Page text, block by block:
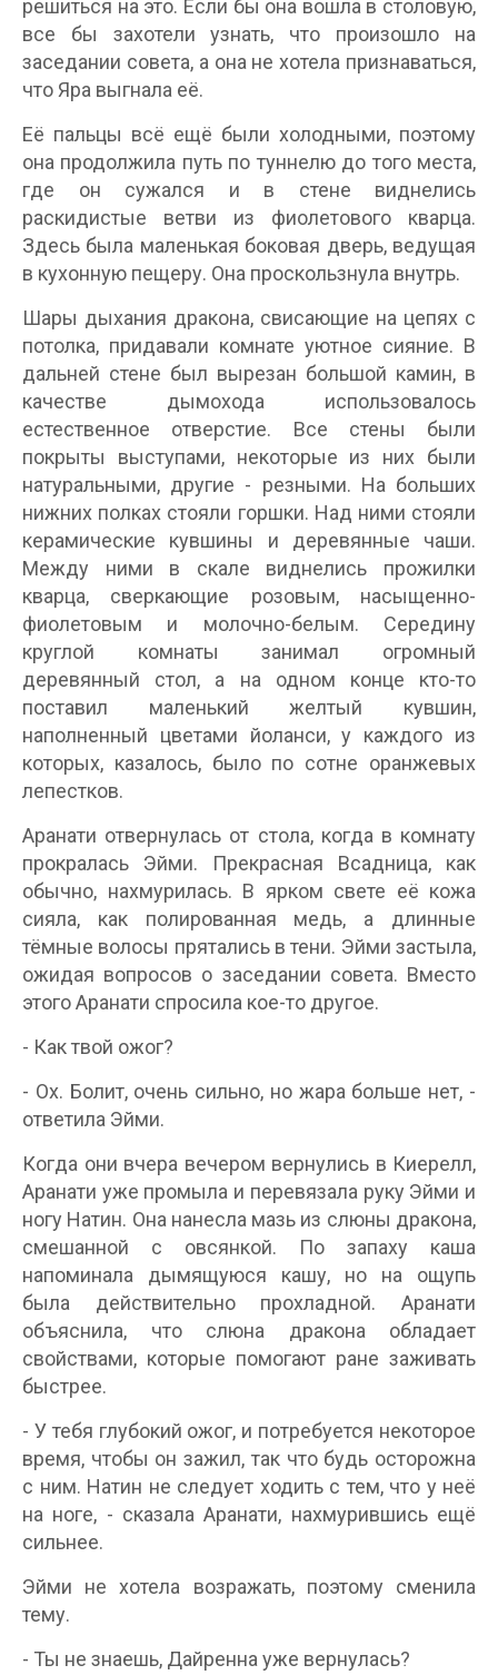
решиться на это. Если бы она вошла в столовую,
все бы захотели узнать, что произошло на
заседании совета, а она не хотела признаваться,
что Яра выгнала её.
Её пальцы всё ещё были холодными, поэтому
она продолжила путь по туннелю до того места,
где он сужался и в стене виднелись
раскидистые ветви из фиолетового кварца.
Здесь была маленькая боковая дверь, ведущая
в кухонную пещеру. Она проскользнула внутрь.
Шары дыхания дракона, свисающие на цепях с
потолка, придавали комнате уютное сияние. В
дальней стене был вырезан большой камин, в
качестве дымохода использовалось
естественное отверстие. Все стены были
покрыты выступами, некоторые из них были
натуральными, другие - резными. На больших
нижних полках стояли горшки. Над ними стояли
керамические кувшины и деревянные чаши.
Между ними в скале виднелись прожилки
кварца, сверкающие розовым, насыщенно-
фиолетовым и молочно-белым. Середину
круглой комнаты занимал огромный
деревянный стол, а на одном конце кто-то
поставил маленький желтый кувшин,
наполненный цветами йоланси, у каждого из
которых, казалось, было по сотне оранжевых
лепестков.
Аранати отвернулась от стола, когда в комнату
прокралась Эйми. Прекрасная Всадница, как
обычно, нахмурилась. В ярком свете её кожа
сияла, как полированная медь, а длинные
тёмные волосы прятались в тени. Эйми застыла,
ожидая вопросов о заседании совета. Вместо
этого Аранати спросила кое-то другое.
- Как твой ожог?
- Ох. Болит, очень сильно, но жара больше нет, -
ответила Эйми.
Когда они вчера вечером вернулись в Киерелл,
Аранати уже промыла и перевязала руку Эйми и
ногу Натин. Она нанесла мазь из слюны дракона,
смешанной с овсянкой. По запаху каша
напоминала дымящуюся кашу, но на ощупь
была действительно прохладной. Аранати
объяснила, что слюна дракона обладает
свойствами, которые помогают ране заживать
быстрее.
- У тебя глубокий ожог, и потребуется некоторое
время, чтобы он зажил, так что будь осторожна
с ним. Натин не следует ходить с тем, что у неё
на ноге, - сказала Аранати, нахмурившись ещё
сильнее.
Эйми не хотела возражать, поэтому сменила
тему.
- Ты не знаешь, Дайренна уже вернулась?